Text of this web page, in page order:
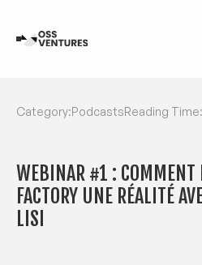
Category:PodcastsReading Time:
WEBINAR #1 : COMMENT
FACTORY UNE RÉALITÉ
LISI